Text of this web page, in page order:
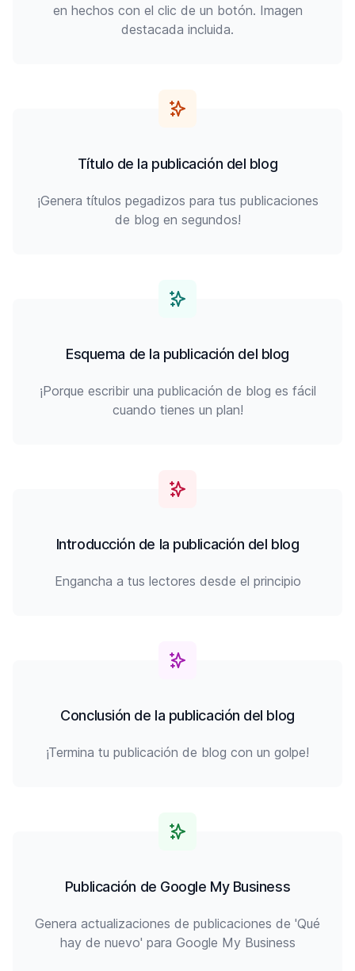
en hechos con el clic de un botón. Imagen
destacada incluida.
Título de la publicación del blog
¡Genera títulos pegadizos para tus publicaciones
de blog en segundos!
Esquema de la publicación del blog
¡Porque escribir una publicación de blog es fácil
cuando tienes un plan!
Introducción de la publicación del blog
Engancha a tus lectores desde el principio
Conclusión de la publicación del blog
¡Termina tu publicación de blog con un golpe!
Publicación de Google My Business
Genera actualizaciones de publicaciones de 'Qué
hay de nuevo' para Google My Business